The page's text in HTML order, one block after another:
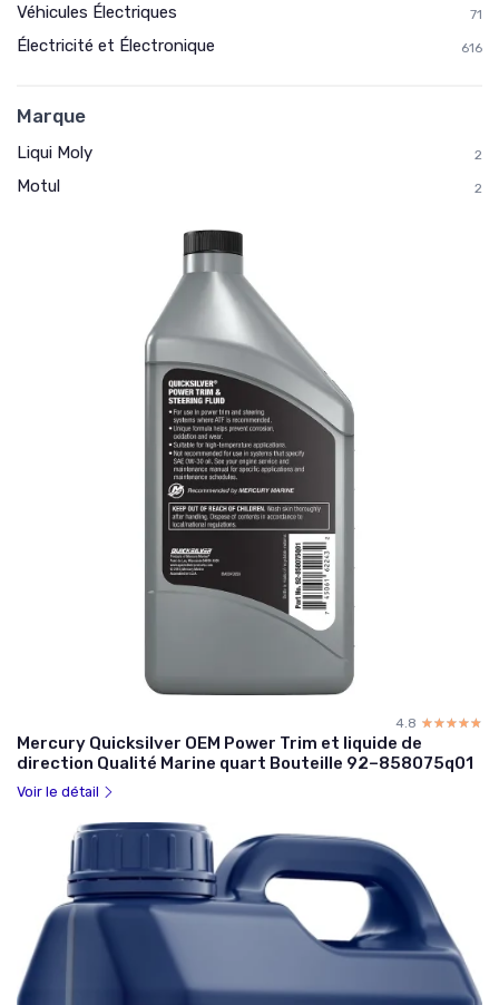
Véhicules Électriques 71
Électricité et Électronique 616
Marque
Liqui Moly 2
Motul 2
4.8 ☆☆☆☆☆
★★★★★
Mercury Quicksilver OEM Power Trim et liquide de
direction Qualité Marine quart Bouteille 92–858075q01
Voir le détail